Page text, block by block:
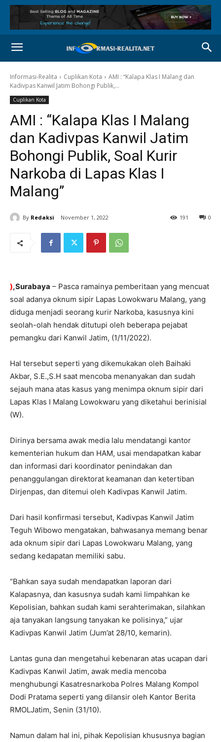
Informasi-Realita Cuplikan Kota
AMI : “Kalapa Klas I Malang dan
Kadivpas Kanwil Jatim Bohongi Publik,...
Cuplikan Kota
AMI : “Kalapa Klas I Malang
dan Kadivpas Kanwil Jatim
Bohongi Publik, Soal Kurir
Narkoba di Lapas Klas I
Malang”
By Redaksi November 1, 2022 0
191
),Surabaya – Pasca ramainya pemberitaan yang mencuat
soal adanya oknum sipir Lapas Lowokwaru Malang, yang
diduga menjadi seorang kurir Narkoba, kasusnya kini
seolah-olah hendak ditutupi oleh beberapa pejabat
pemangku dari Kanwil Jatim, (1/11/2022).
Hal tersebut seperti yang dikemukakan oleh Baihaki
Akbar, S.E.,S.H saat mencoba menanyakan dan sudah
sejauh mana atas kasus yang menimpa oknum sipir dari
Lapas Klas I Malang Lowokwaru yang diketahui berinisial
(W).
Dirinya bersama awak media lalu mendatangi kantor
kementerian hukum dan HAM, usai mendapatkan kabar
dan informasi dari koordinator penindakan dan
penanggulangan direktorat keamanan dan ketertiban
Dirjenpas, dan ditemui oleh Kadivpas Kanwil Jatim.
Dari hasil konfirmasi tersebut, Kadivpas Kanwil Jatim
Teguh Wibowo mengatakan, bahwasanya memang benar
ada oknum sipir dari Lapas Lowokwaru Malang, yang
sedang kedapatan memiliki sabu.
“Bahkan saya sudah mendapatkan laporan dari
Kalapasnya, dan kasusnya sudah kami limpahkan ke
Kepolisian, bahkan sudah kami serahterimakan, silahkan
aja tanyakan langsung tanyakan ke polisinya,” ujar
Kadivpas Kanwil Jatim (Jum’at 28/10, kemarin).
Lantas guna dan mengetahui kebenaran atas ucapan dari
Kadivpas Kanwil Jatim, awak media mencoba
menghubungi Kasatresnarkoba Polres Malang Kompol
Dodi Pratama seperti yang dilansir oleh Kantor Berita
RMOLJatim, Senin (31/10).
Namun dalam hal ini, pihak Kepolisian khususnya bagian